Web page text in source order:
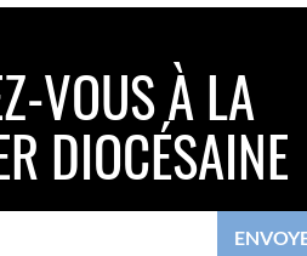
VOUS À LA
DIOCÉSAINE